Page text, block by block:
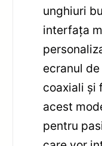
unghiuri
interfața
ecranul
coaxiali și
acest
pentru